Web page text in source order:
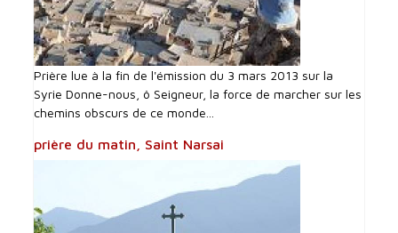
Prière lue à la fin de l'émission du 3 mars 2013 sur la
Syrie Donne-nous, ô Seigneur, la force de marcher sur les
chemins obscurs de ce monde...
prière du matin, Saint Narsai